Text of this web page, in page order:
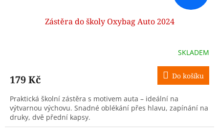
Zástěra do školy Oxybag Auto 2024
SKLADEM
179 Kč Do košíku
Praktická školní zástěra s motivem auta – ideální na
výtvarnou výchovu. Snadné oblékání přes hlavu, zapínání na
druky, dvě přední kapsy.